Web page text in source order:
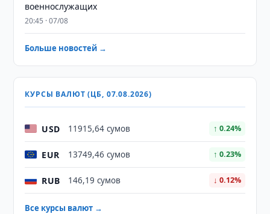
военнослужащих
20:45 · 07/08
Больше новостей →
КУРСЫ ВАЛЮТ (ЦБ, 07.08.2026)
USD 11915,64 сумов ↑ 0.24%
EUR 13749,46 сумов ↑ 0.23%
RUB 146,19 сумов ↓ 0.12%
Все курсы валют →